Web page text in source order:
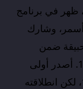
ظهر في برنامج
وشارك
ضمن
برنامج "ستوديو الفن" عام 1993. أصدر أولى
أغانيه "فيك لما بلاك" عام 1995، لكن انطلاقته